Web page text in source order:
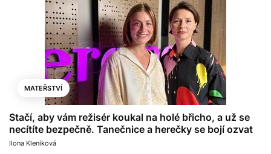
MATEŘSTVÍ
Stačí, aby vám režisér koukal na holé břicho, a už se
necítíte bezpečně. Tanečnice a herečky se bojí ozvat
Ilona Kleníková